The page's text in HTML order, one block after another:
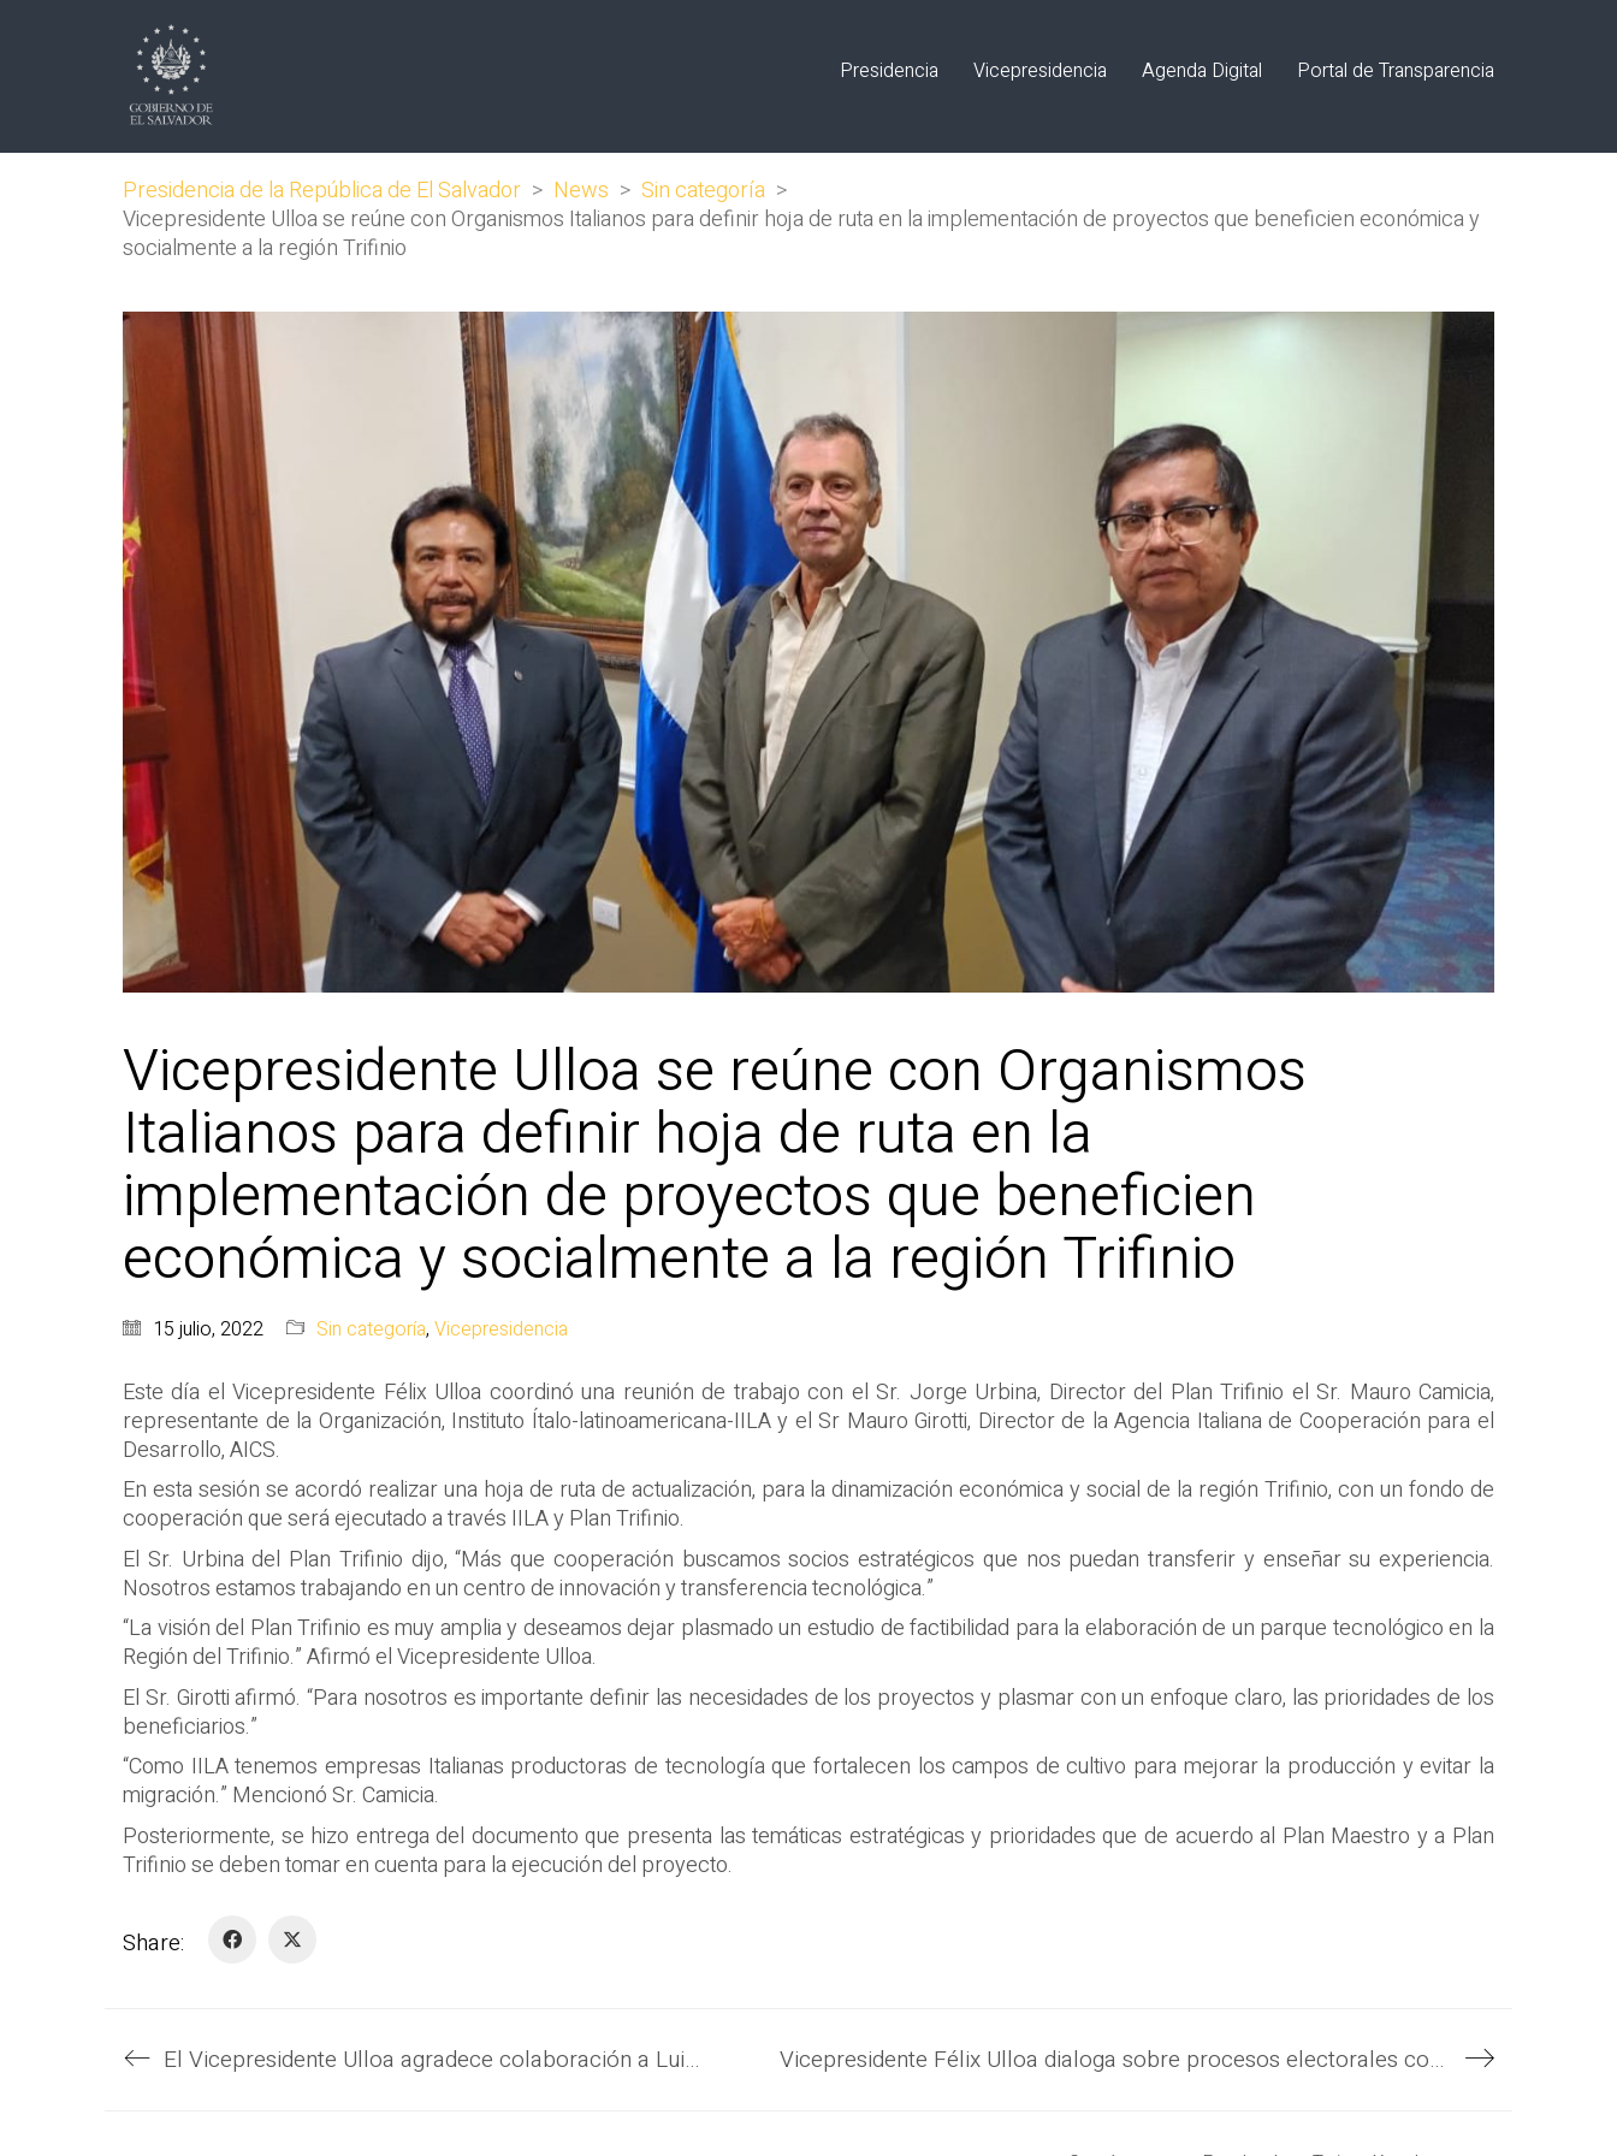
Presidencia Vicepresidencia Agenda Digital Portal de Transparencia
Presidencia de la República de El Salvador > News > Sin categoría >
Vicepresidente Ulloa se reúne con Organismos Italianos para definir hoja de ruta en la implementación de proyectos que beneficien económica y
socialmente a la región Trifinio
Vicepresidente Ulloa se reúne con Organismos
Italianos para definir hoja de ruta en la
implementación de proyectos que beneficien
económica y socialmente a la región Trifinio
15 julio, 2022 Sin categoría, Vicepresidencia
Este día el Vicepresidente Félix Ulloa coordinó una reunión de trabajo con el Sr. Jorge Urbina, Director del Plan Trifinio el Sr. Mauro Camicia,
representante de la Organización, Instituto Ítalo-latinoamericana-IILA y el Sr Mauro Girotti, Director de la Agencia Italiana de Cooperación para el
Desarrollo, AICS.
En esta sesión se acordó realizar una hoja de ruta de actualización, para la dinamización económica y social de la región Trifinio, con un fondo de
cooperación que será ejecutado a través IILA y Plan Trifinio.
El Sr. Urbina del Plan Trifinio dijo, “Más que cooperación buscamos socios estratégicos que nos puedan transferir y enseñar su experiencia.
Nosotros estamos trabajando en un centro de innovación y transferencia tecnológica.”
“La visión del Plan Trifinio es muy amplia y deseamos dejar plasmado un estudio de factibilidad para la elaboración de un parque tecnológico en la
Región del Trifinio.” Afirmó el Vicepresidente Ulloa.
El Sr. Girotti afirmó. “Para nosotros es importante definir las necesidades de los proyectos y plasmar con un enfoque claro, las prioridades de los
beneficiarios.”
“Como IILA tenemos empresas Italianas productoras de tecnología que fortalecen los campos de cultivo para mejorar la producción y evitar la
migración.” Mencionó Sr. Camicia.
Posteriormente, se hizo entrega del documento que presenta las temáticas estratégicas y prioridades que de acuerdo al Plan Maestro y a Plan
Trifinio se deben tomar en cuenta para la ejecución del proyecto.
Share:
El Vicepresidente Ulloa agradece colaboración a Luis López Calva, Director Regional del PNUD. Vicepresidente Félix Ulloa dialoga sobre procesos electorales con Oficial de Asuntos Políticos /electorales de la ONU